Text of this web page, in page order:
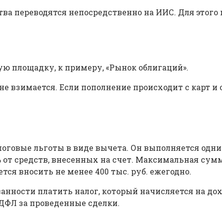
переводятся непосредственно на ИИС. Для этого
площадку, к примеру, «Рынок облигаций».
Если пополнение происходит с карт и
льготы в виде вычета. Он выполняется
средств, внесенных на счет. Максимальная
вносить не менее 400 тыс. руб. ежегодно.
платить налог, который начисляется на
за проведенные сделки.